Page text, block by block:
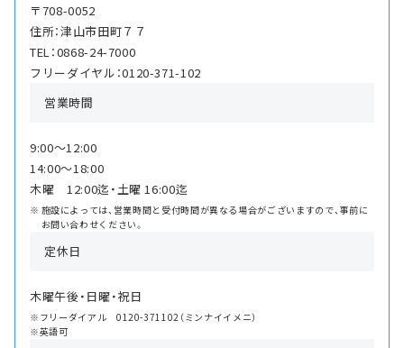
〒708-0052
住所：津山市田町７７
TEL：0868-24-7000
フリーダイヤル：0120-371-102
営業時間
9:00〜12:00
14:00〜18:00
木曜 12:00迄・土曜 16:00迄
施設によっては、営業時間と受付時間が異なる場合がございますので、事前に
お問い合わせください。
定休日
木曜午後・日曜・祝日
※フリーダイアル 0120-371102（ミンナイイメニ）
※英語可